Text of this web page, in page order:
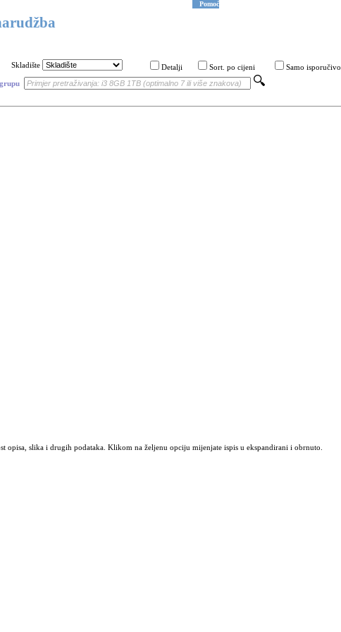
Pomoć
Skladište Detalji Sort. po cijeni Samo isporučivo
opisa, slika i drugih podataka. Klikom na željenu opciju mijenjate ispis u ekspandirani i obrnuto.